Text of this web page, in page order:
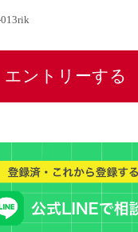
エントリーする